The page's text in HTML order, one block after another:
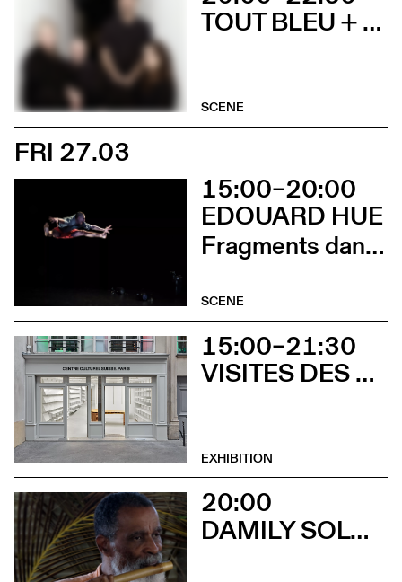
TOUT BLEU + SOCIÉTÉ ÉTRANGE
SCENE
FRI 27.03
15:00–20:00
EDOUARD HUE
Fragments dansés
SCENE
15:00–21:30
VISITES DES EXPOSITIONS ET DÉCOUVERTE DU BÂTIMENT
EXHIBITION
20:00
DAMILY SOLO + MAX CILLA SEXTET